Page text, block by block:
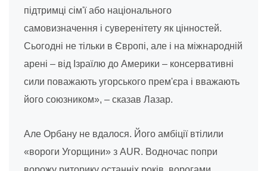
підтримці сім'ї або національного
самовизначення і суверенітету як цінностей.
Сьогодні не тільки в Європі, але і на міжнародній
арені – від Ізраїлю до Америки – консервативні
сили поважають угорського прем'єра і вважають
його союзником», – сказав Лазар.
Але Орбану не вдалося. Його амбіції втілили
«вороги Угорщини» з AUR. Водночас попри